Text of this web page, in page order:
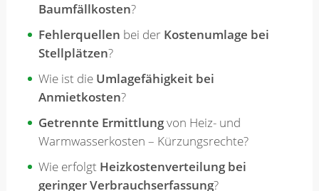
Baumfällkosten?
Fehlerquellen bei der Kostenumlage bei
Stellplätzen?
Wie ist die Umlagefähigkeit bei
Anmietkosten?
Getrennte Ermittlungvon Heiz- und
Warmwasserkosten – Kürzungsrechte?
Wie erfolgt Heizkostenverteilung bei
geringer Verbrauchserfassung?